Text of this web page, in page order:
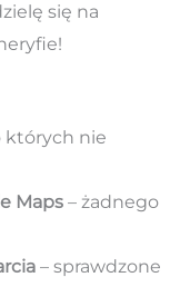
się na
których nie
Maps– żadnego
– sprawdzone